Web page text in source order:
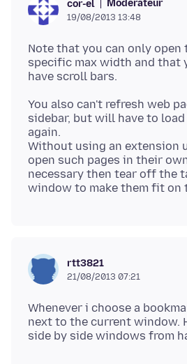
cor-el Modérateur
19/08/2013 13:48
Note that you can only open
specific max width and that
have scroll bars.
You also can't refresh web
sidebar, but will have to
again.
Without using an extension
open such pages in their
necessary then tear off the
rtt3821
21/08/2013 07:21
Whenever i choose a
next to the current window.